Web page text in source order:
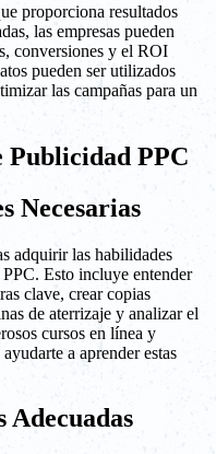
proporciona resultados
las empresas pueden
conversiones y el ROI
pueden ser utilizados
las campañas para un
Publicidad PPC
Necesarias
adquirir las habilidades
PPC. Esto incluye entender
clave, crear copias
de aterrizaje y analizar el
cursos en línea y
a aprender estas